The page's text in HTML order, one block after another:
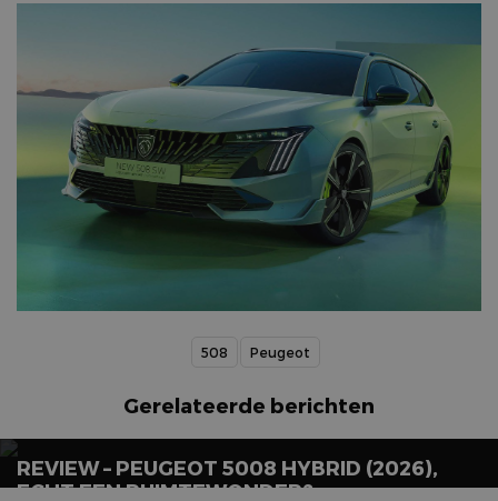
508 Peugeot
Gerelateerde berichten
REVIEW – PEUGEOT 5008 HYBRID (2026),
ECHT EEN RUIMTEWONDER?